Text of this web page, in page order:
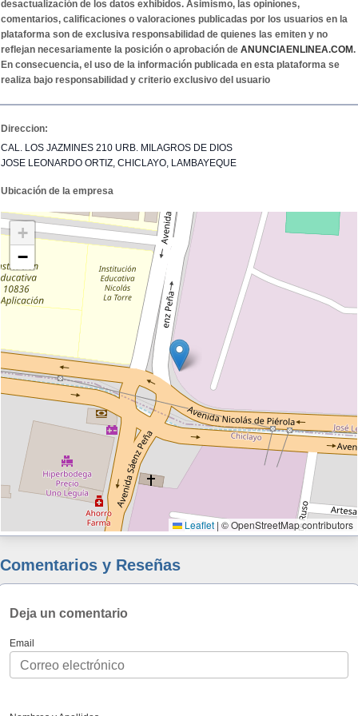
desactualización de los datos exhibidos. Asimismo, las opiniones,
comentarios, calificaciones o valoraciones publicadas por los usuarios en la
plataforma son de exclusiva responsabilidad de quienes las emiten y no
reflejan necesariamente la posición o aprobación de ANUNCIAENLINEA.COM.
En consecuencia, el uso de la información publicada en esta plataforma se
realiza bajo responsabilidad y criterio exclusivo del usuario
Direccion:
CAL. LOS JAZMINES 210 URB. MILAGROS DE DIOS
JOSE LEONARDO ORTIZ, CHICLAYO, LAMBAYEQUE
Ubicación de la empresa
+
−
Leaflet | © OpenStreetMap contributors
Comentarios y Reseñas
Deja un comentario
Email